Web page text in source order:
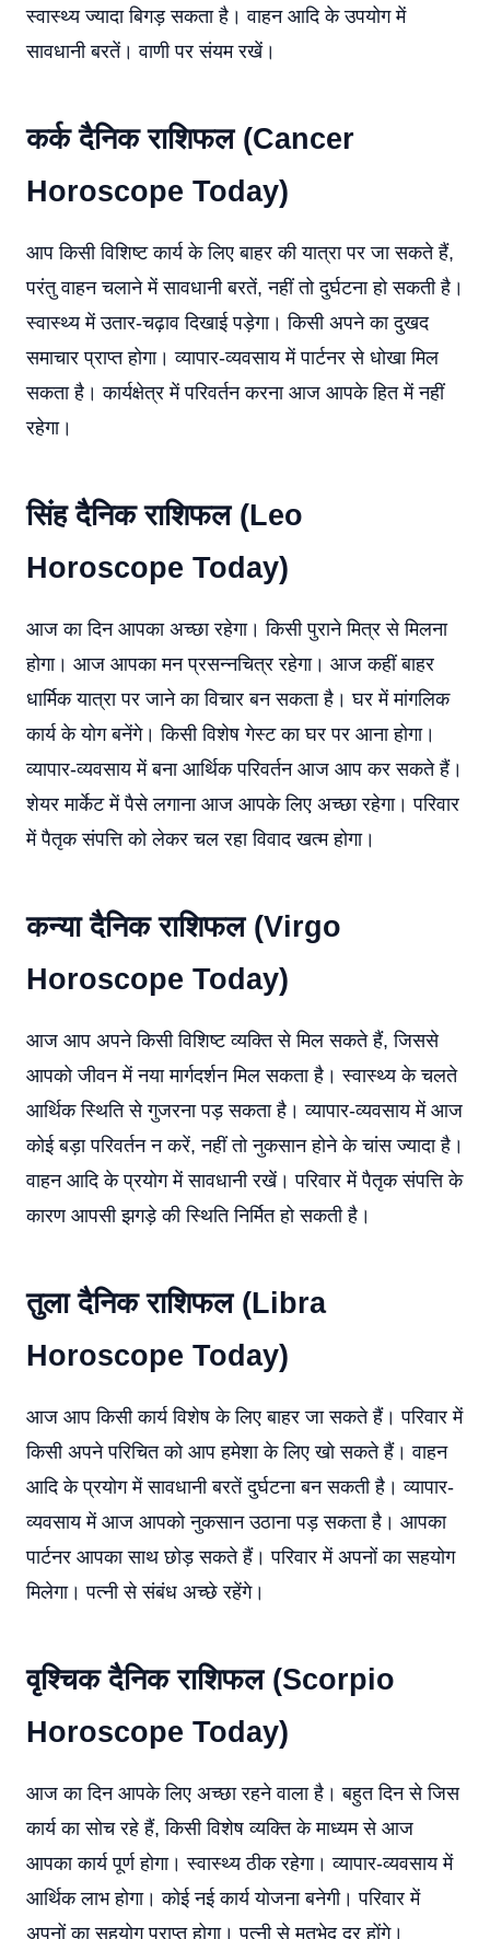
स्वास्थ्य ज्यादा बिगड़ सकता है। वाहन आदि के उपयोग में
सावधानी बरतें। वाणी पर संयम रखें।
कर्क दैनिक राशिफल (Cancer
Horoscope Today)
आप किसी विशिष्ट कार्य के लिए बाहर की यात्रा पर जा सकते हैं,
परंतु वाहन चलाने में सावधानी बरतें, नहीं तो दुर्घटना हो सकती है।
स्वास्थ्य में उतार-चढ़ाव दिखाई पड़ेगा। किसी अपने का दुखद
समाचार प्राप्त होगा। व्यापार-व्यवसाय में पार्टनर से धोखा मिल
सकता है। कार्यक्षेत्र में परिवर्तन करना आज आपके हित में नहीं
रहेगा।
सिंह दैनिक राशिफल (Leo
Horoscope Today)
आज का दिन आपका अच्छा रहेगा। किसी पुराने मित्र से मिलना
होगा। आज आपका मन प्रसन्नचित्र रहेगा। आज कहीं बाहर
धार्मिक यात्रा पर जाने का विचार बन सकता है। घर में मांगलिक
कार्य के योग बनेंगे। किसी विशेष गेस्ट का घर पर आना होगा।
व्यापार-व्यवसाय में बना आर्थिक परिवर्तन आज आप कर सकते हैं।
शेयर मार्केट में पैसे लगाना आज आपके लिए अच्छा रहेगा। परिवार
में पैतृक संपत्ति को लेकर चल रहा विवाद खत्म होगा।
कन्या दैनिक राशिफल (Virgo
Horoscope Today)
आज आप अपने किसी विशिष्ट व्यक्ति से मिल सकते हैं, जिससे
आपको जीवन में नया मार्गदर्शन मिल सकता है। स्वास्थ्य के चलते
आर्थिक स्थिति से गुजरना पड़ सकता है। व्यापार-व्यवसाय में आज
कोई बड़ा परिवर्तन न करें, नहीं तो नुकसान होने के चांस ज्यादा है।
वाहन आदि के प्रयोग में सावधानी रखें। परिवार में पैतृक संपत्ति के
कारण आपसी झगड़े की स्थिति निर्मित हो सकती है।
तुला दैनिक राशिफल (Libra
Horoscope Today)
आज आप किसी कार्य विशेष के लिए बाहर जा सकते हैं। परिवार में
किसी अपने परिचित को आप हमेशा के लिए खो सकते हैं। वाहन
आदि के प्रयोग में सावधानी बरतें दुर्घटना बन सकती है। व्यापार-
व्यवसाय में आज आपको नुकसान उठाना पड़ सकता है। आपका
पार्टनर आपका साथ छोड़ सकते हैं। परिवार में अपनों का सहयोग
मिलेगा। पत्नी से संबंध अच्छे रहेंगे।
वृश्चिक दैनिक राशिफल (Scorpio
Horoscope Today)
आज का दिन आपके लिए अच्छा रहने वाला है। बहुत दिन से जिस
कार्य का सोच रहे हैं, किसी विशेष व्यक्ति के माध्यम से आज
आपका कार्य पूर्ण होगा। स्वास्थ्य ठीक रहेगा। व्यापार-व्यवसाय में
आर्थिक लाभ होगा। कोई नई कार्य योजना बनेगी। परिवार में
अपनों का सहयोग प्राप्त होगा। पत्नी से मतभेद दूर होंगे।